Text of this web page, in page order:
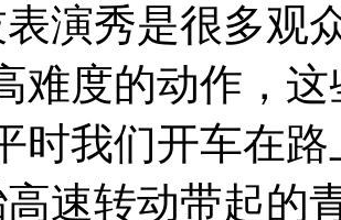
演秀是很多观
难度的动作，
时我们开车在
速转动带起的